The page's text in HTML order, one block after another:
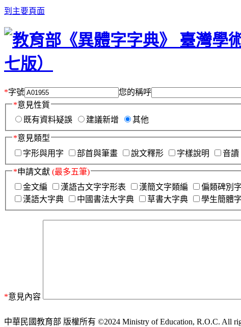
到主要頁面
*字號 您的稱呼
*意見性質
既有資料疑誤
建議新增 其他
*意見類型
字形與用字
部首與筆畫 說文釋形 字樣說明 音讀
*申請文獻 (最多五筆)
金文編
漢語古文字字形表 漢簡文字類編 偏類碑別字
漢語大字典
中國書法大字典 草書大字典 學生簡體
*意見內容
中華民國教育部 版權所有 ©2024 Ministry of Education, R.O.C. All